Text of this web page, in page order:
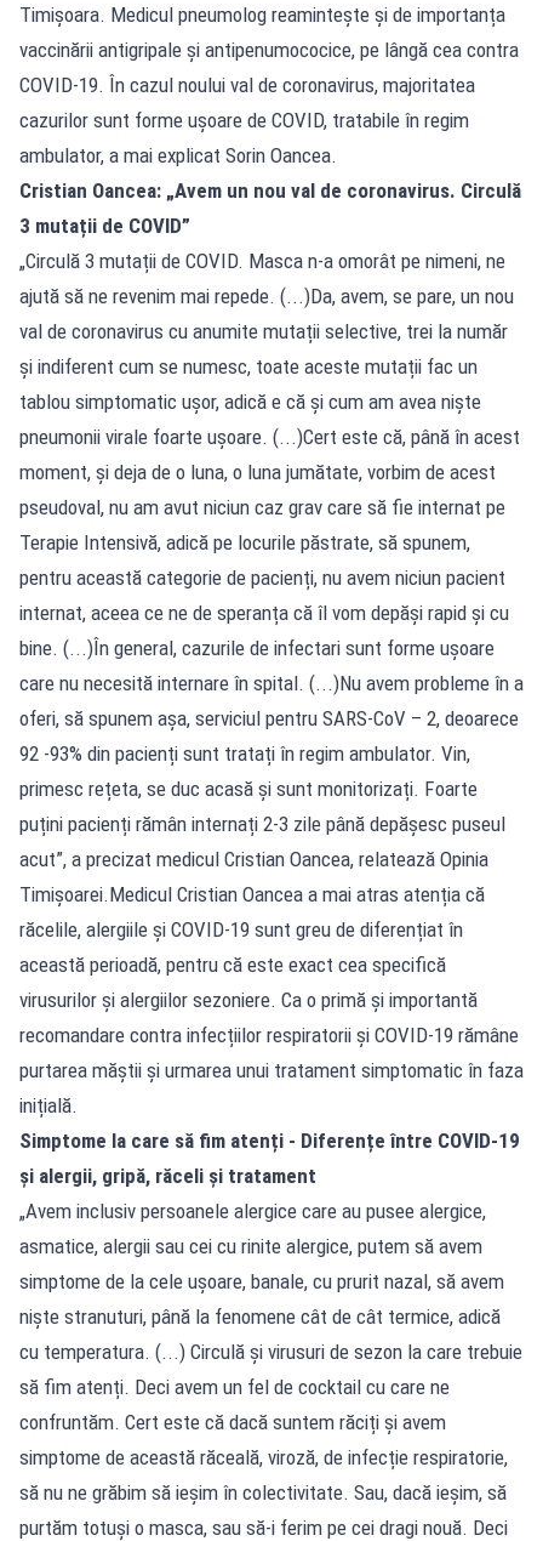
Timișoara. Medicul pneumolog reamintește și de importanța
vaccinării antigripale și antipenumococice, pe lângă cea contra
COVID-19. În cazul noului val de coronavirus, majoritatea
cazurilor sunt forme ușoare de COVID, tratabile în regim
ambulator, a mai explicat Sorin Oancea.
Cristian Oancea: „Avem un nou val de coronavirus. Circulă
3 mutații de COVID”
„Circulă 3 mutații de COVID. Masca n-a omorât pe nimeni, ne
ajută să ne revenim mai repede. (...)Da, avem, se pare, un nou
val de coronavirus cu anumite mutații selective, trei la număr
și indiferent cum se numesc, toate aceste mutații fac un
tablou simptomatic ușor, adică e că și cum am avea niște
pneumonii virale foarte ușoare. (...)Cert este că, până în acest
moment, și deja de o luna, o luna jumătate, vorbim de acest
pseudoval, nu am avut niciun caz grav care să fie internat pe
Terapie Intensivă, adică pe locurile păstrate, să spunem,
pentru această categorie de pacienți, nu avem niciun pacient
internat, aceea ce ne de speranța că îl vom depăși rapid și cu
bine. (...)În general, cazurile de infectari sunt forme ușoare
care nu necesită internare în spital. (...)Nu avem probleme în a
oferi, să spunem așa, serviciul pentru SARS-CoV – 2, deoarece
92 -93% din pacienți sunt tratați în regim ambulator. Vin,
primesc rețeta, se duc acasă și sunt monitorizați. Foarte
puțini pacienți rămân internați 2-3 zile până depășesc puseul
acut”, a precizat medicul Cristian Oancea, relatează Opinia
Timișoarei.Medicul Cristian Oancea a mai atras atenția că
răcelile, alergiile și COVID-19 sunt greu de diferențiat în
această perioadă, pentru că este exact cea specifică
virusurilor și alergiilor sezoniere. Ca o primă și importantă
recomandare contra infecțiilor respiratorii și COVID-19 rămâne
purtarea măștii și urmarea unui tratament simptomatic în faza
inițială.
Simptome la care să fim atenți - Diferențe între COVID-19
și alergii, gripă, răceli și tratament
„Avem inclusiv persoanele alergice care au pusee alergice,
asmatice, alergii sau cei cu rinite alergice, putem să avem
simptome de la cele ușoare, banale, cu prurit nazal, să avem
niște stranuturi, până la fenomene cât de cât termice, adică
cu temperatura. (...) Circulă și virusuri de sezon la care trebuie
să fim atenți. Deci avem un fel de cocktail cu care ne
confruntăm. Cert este că dacă suntem răciți și avem
simptome de această răceală, viroză, de infecție respiratorie,
să nu ne grăbim să ieșim în colectivitate. Sau, dacă ieșim, să
purtăm totuși o masca, sau să-i ferim pe cei dragi nouă. Deci